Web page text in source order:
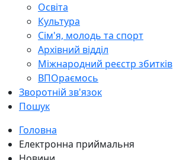
Освіта
Культура
Сім'я, молодь та спорт
Архівний відділ
Міжнародний реєстр збитків
ВПОраємось
Зворотній зв'язок
Пошук
Головна
Електронна приймальня